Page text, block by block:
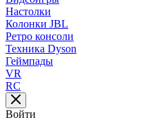
Настолки
Колонки JBL
Ретро консоли
Техника Dyson
Геймпады
VR
RC
Войти